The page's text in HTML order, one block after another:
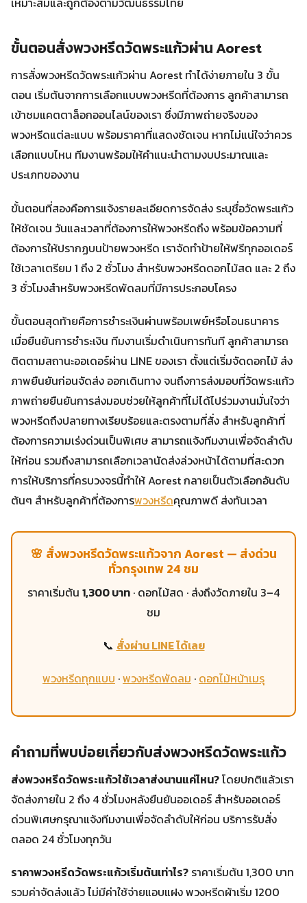
ขั้นตอนสั่งพวงหรีดวัดพระแก้วผ่าน Aorest
การสั่งพวงหรีดวัดพระแก้วผ่าน Aorest ทำได้ง่ายภายใน 3 ขั้น
ตอน เริ่มต้นจากการเลือกแบบพวงหรีดที่ต้องการ ลูกค้าสามารถ
เข้าชมแคตตาล็อกออนไลน์ของเรา ซึ่งมีภาพถ่ายจริงของ
พวงหรีดแต่ละแบบ พร้อมราคาที่แสดงชัดเจน หากไม่แน่ใจว่าควร
เลือกแบบไหน ทีมงานพร้อมให้คำแนะนำตามงบประมาณและ
ประเภทของงาน
ขั้นตอนที่สองคือการแจ้งรายละเอียดการจัดส่ง ระบุชื่อวัดพระแก้ว
ให้ชัดเจน วันและเวลาที่ต้องการให้พวงหรีดถึง พร้อมข้อความที่
ต้องการให้ปรากฏบนป้ายพวงหรีด เราจัดทำป้ายให้ฟรีทุกออเดอร์
ใช้เวลาเตรียม 1 ถึง 2 ชั่วโมง สำหรับพวงหรีดดอกไม้สด และ 2 ถึง
3 ชั่วโมงสำหรับพวงหรีดพัดลมที่มีการประกอบโครง
ขั้นตอนสุดท้ายคือการชำระเงินผ่านพร้อมเพย์หรือโอนธนาคาร
เมื่อยืนยันการชำระเงิน ทีมงานเริ่มดำเนินการทันที ลูกค้าสามารถ
ติดตามสถานะออเดอร์ผ่าน LINE ของเรา ตั้งแต่เริ่มจัดดอกไม้ ส่ง
ภาพยืนยันก่อนจัดส่ง ออกเดินทาง จนถึงการส่งมอบที่วัดพระแก้ว
ภาพถ่ายยืนยันการส่งมอบช่วยให้ลูกค้าที่ไม่ได้ไปร่วมงานมั่นใจว่า
พวงหรีดถึงปลายทางเรียบร้อยและตรงตามที่สั่ง สำหรับลูกค้าที่
ต้องการความเร่งด่วนเป็นพิเศษ สามารถแจ้งทีมงานเพื่อจัดลำดับ
ให้ก่อน รวมถึงสามารถเลือกเวลานัดส่งล่วงหน้าได้ตามที่สะดวก
การให้บริการที่ครบวงจรนี้ทำให้ Aorest กลายเป็นตัวเลือกอันดับ
ต้นๆ สำหรับลูกค้าที่ต้องการพวงหรีดคุณภาพดี ส่งทันเวลา
🌸 สั่งพวงหรีดวัดพระแก้วจาก Aorest — ส่งด่วน
ทั่วกรุงเทพ 24 ชม
ราคาเริ่มต้น 1,300 บาท · ดอกไม้สด · ส่งถึงวัดภายใน 3–4
ชม
📞 สั่งผ่าน LINE ได้เลย
พวงหรีดทุกแบบ ·พวงหรีดพัดลม · ดอกไม้หน้าเมรุ
คำถามที่พบบ่อยเกี่ยวกับส่งพวงหรีดวัดพระแก้ว
ส่งพวงหรีดวัดพระแก้วใช้เวลาส่งนานแค่ไหน?โดยปกติแล้วเรา
จัดส่งภายใน 2 ถึง 4 ชั่วโมงหลังยืนยันออเดอร์ สำหรับออเดอร์
ด่วนพิเศษกรุณาแจ้งทีมงานเพื่อจัดลำดับให้ก่อน บริการรับสั่ง
ตลอด 24 ชั่วโมงทุกวัน
ราคาพวงหรีดวัดพระแก้วเริ่มต้นเท่าไร? ราคาเริ่มต้น 1,300 บาท
รวมค่าจัดส่งแล้ว ไม่มีค่าใช้จ่ายแอบแฝง พวงหรีดผ้าเริ่ม 1200